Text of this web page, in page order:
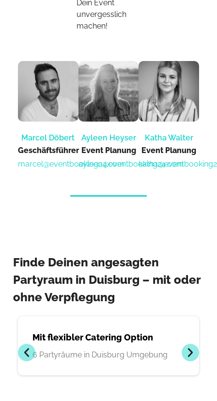
Dein Event
unvergesslich
machen!
Marcel Döbert
Geschäftsführer
marcel@eventbooking24.com
Ayleen Heyser
Event Planung​
ayleen@eventbooking24.com
Katha Walter
Event Planung​
Finde Deinen angesagten
Partyraum in Duisburg – mit oder
ohne Verpflegung
Mit flexibler Catering Option
6 Partyräume in Duisburg Umgebung